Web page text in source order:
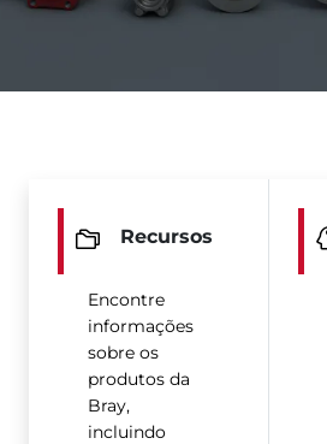
Recursos
Encontre
informações
sobre os
produtos da
Bray,
incluindo